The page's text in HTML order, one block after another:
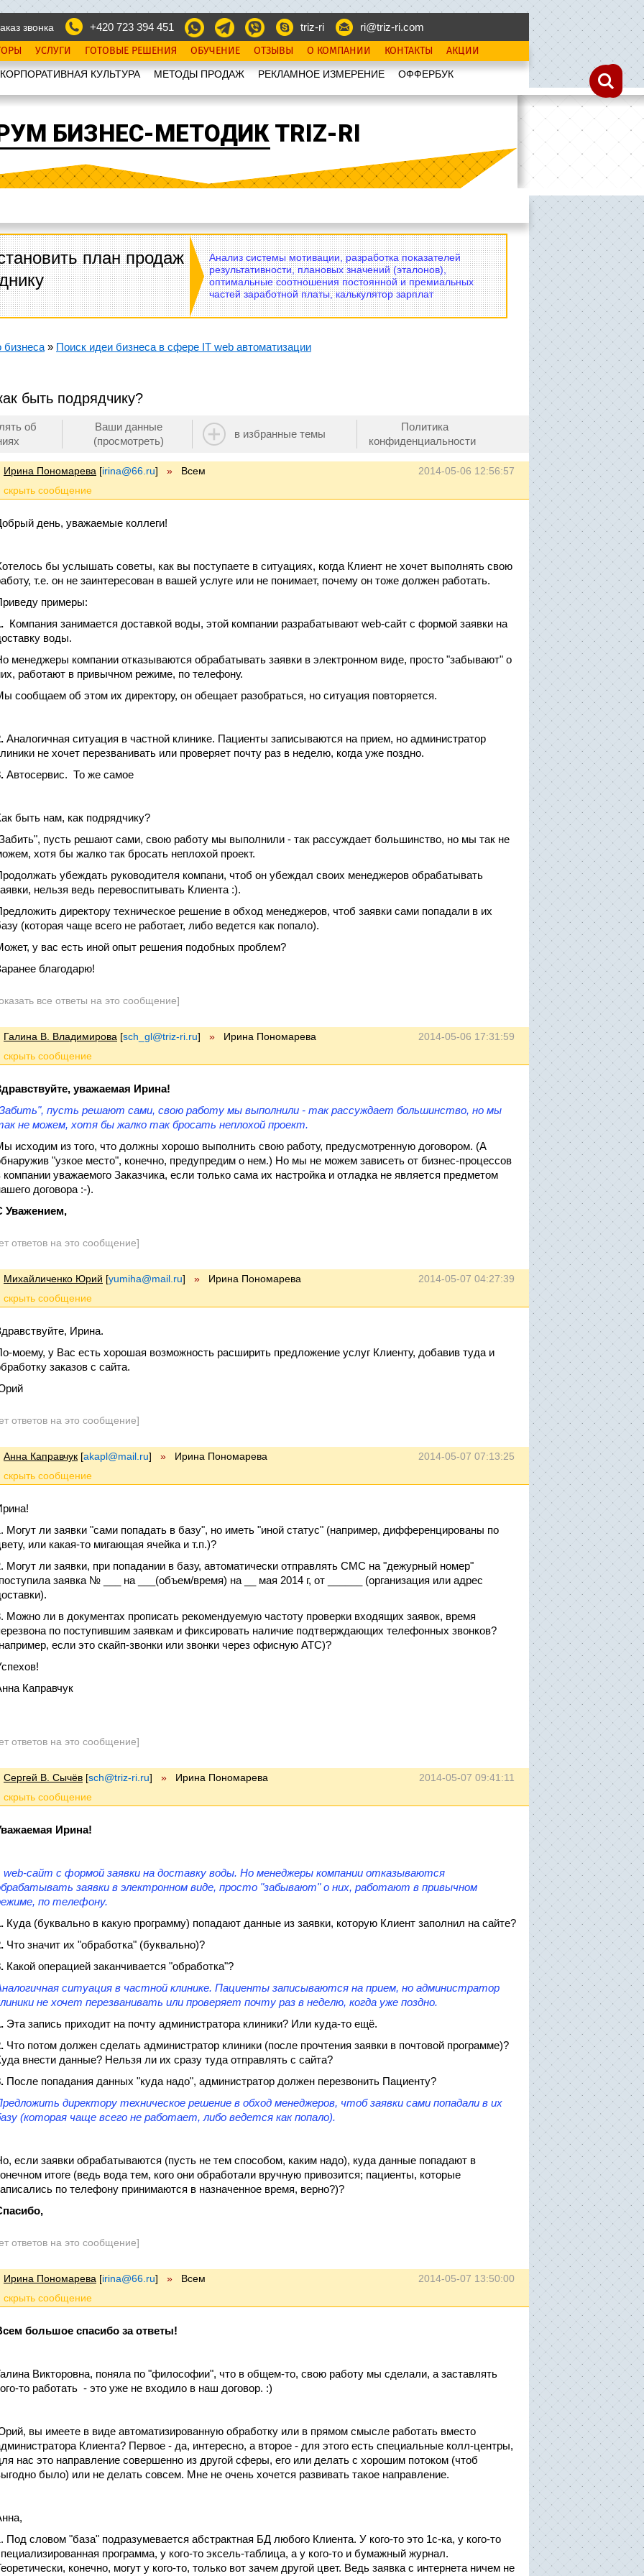
звонка +420 723 394 451 triz-ri ri@triz-ri.com
УСЛУГИ ГОТОВЫЕ РЕШЕНИЯ ОБУЧЕНИЕ ОТЗЫВЫ О КОМПАНИИ КОНТАКТЫ АКЦИИ
КОРПОРАТИВНАЯ КУЛЬТУРА МЕТОДЫ ПРОДАЖ РЕКЛАМНОЕ ИЗМЕРЕНИЕ OФФЕРБУК
БИЗНЕС-МЕТОДИК TRIZ-RI
план продаж
Анализ системы мотивации, разработка показателей
результативности, плановых значений (эталонов),
оптимальные соотношения постоянной и премиальных
частей заработной платы, калькулятор зарплат
бизнеса » Поиск идеи бизнеса в сфере IT web автоматизации
быть подрядчику?
об
Ваши данные
(просмотреть)
в избранные темы
Политика
конфиденциальности
2014-05-06 12:56:57
Ирина Пономарева [irina@66.ru] » Всем
день, уважаемые коллеги!
бы услышать советы, как вы поступаете в ситуациях, когда Клиент не хочет выполнять свою
т.е. он не заинтересован в вашей услуге или не понимает, почему он тоже должен работать.
примеры:
Компания занимается доставкой воды, этой компании разрабатывают web-сайт с формой заявки на
воды.
менеджеры компании отказываются обрабатывать заявки в электронном виде, просто "забывают" о
работают в привычном режиме, по телефону.
сообщаем об этом их директору, он обещает разобраться, но ситуация повторяется.
Аналогичная ситуация в частной клинике. Пациенты записываются на прием, но администратор
не хочет перезванивать или проверяет почту раз в неделю, когда уже поздно.
Автосервис. То же самое
быть нам, как подрядчику?
пусть решают сами, свою работу мы выполнили - так рассуждает большинство, но мы так не
хотя бы жалко так бросать неплохой проект.
убеждать руководителя компани, чтоб он убеждал своих менеджеров обрабатывать
нельзя ведь перевоспитывать Клиента :).
директору техническое решение в обход менеджеров, чтоб заявки сами попадали в их
(которая чаще всего не работает, либо ведется как попало).
у вас есть иной опыт решения подобных проблем?
благодарю!
все ответы на это сообщение]
2014-05-06 17:31:59
Галина В. Владимирова [sch_gl@triz-ri.ru] » Ирина Пономарева
уважаемая Ирина!
пусть решают сами, свою работу мы выполнили - так рассуждает большинство, но мы
не можем, хотя бы жалко так бросать неплохой проект.
исходим из того, что должны хорошо выполнить свою работу, предусмотренную договором. (А
"узкое место", конечно, предупредим о нем.) Но мы не можем зависеть от бизнес-процессов
компании уважаемого Заказчика, если только сама их настройка и отладка не является предметом
договора :-).
Уважением,
ответов на это сообщение]
2014-05-07 04:27:39
Михайличенко Юрий [yumiha@mail.ru] » Ирина Пономарева
Ирина.
моему, у Вас есть хорошая возможность расширить предложение услуг Клиенту, добавив туда и
заказов с сайта.
ответов на это сообщение]
2014-05-07 07:13:25
Анна Каправчук [akapl@mail.ru] » Ирина Пономарева
Могут ли заявки "сами попадать в базу", но иметь "иной статус" (например, дифференцированы по
или какая-то мигающая ячейка и т.п.)?
Могут ли заявки, при попадании в базу, автоматически отправлять СМС на "дежурный номер"
заявка № ___ на ___(объем/время) на __ мая 2014 г, от ______ (организация или адрес
Можно ли в документах прописать рекомендуемую частоту проверки входящих заявок, время
по поступившим заявкам и фиксировать наличие подтверждающих телефонных звонков?
если это скайп-звонки или звонки через офисную АТС)?
Каправчук
ответов на это сообщение]
2014-05-07 09:41:11
Сергей В. Сычёв [sch@triz-ri.ru] » Ирина Пономарева
Ирина!
web-сайт с формой заявки на доставку воды. Но менеджеры компании отказываются
заявки в электронном виде, просто "забывают" о них, работают в привычном
по телефону.
Куда (буквально в какую программу) попадают данные из заявки, которую Клиент заполнил на сайте?
Что значит их "обработка" (буквально)?
Какой операцией заканчивается "обработка"?
ситуация в частной клинике. Пациенты записываются на прием, но администратор
не хочет перезванивать или проверяет почту раз в неделю, когда уже поздно.
Эта запись приходит на почту администратора клиники? Или куда-то ещё.
Что потом должен сделать администратор клиники (после прочтения заявки в почтовой программе)?
внести данные? Нельзя ли их сразу туда отправлять с сайта?
После попадания данных "куда надо", администратор должен перезвонить Пациенту?
директору техническое решение в обход менеджеров, чтоб заявки сами попадали в их
(которая чаще всего не работает, либо ведется как попало).
если заявки обрабатываются (пусть не тем способом, каким надо), куда данные попадают в
итоге (ведь вода тем, кого они обработали вручную привозится; пациенты, которые
по телефону принимаются в назначенное время, верно?)?
ответов на это сообщение]
2014-05-07 13:50:00
Ирина Пономарева [irina@66.ru] » Всем
большое спасибо за ответы!
Викторовна, поняла по "философии", что в общем-то, свою работу мы сделали, а заставлять
то работать - это уже не входило в наш договор. :)
вы имеете в виде автоматизированную обработку или в прямом смысле работать вместо
Клиента? Первое - да, интересно, а второе - для этого есть специальные колл-центры,
нас это направление совершенно из другой сферы, его или делать с хорошим потоком (чтоб
было) или не делать совсем. Мне не очень хочется развивать такое направление.
Под словом "база" подразумевается абстрактная БД любого Клиента. У кого-то это 1с-ка, у кого-то
программа, у кого-то эксель-таблица, а у кого-то и бумажный журнал.
конечно, могут у кого-то, только вот зачем другой цвет. Ведь заявка с интернета ничем не